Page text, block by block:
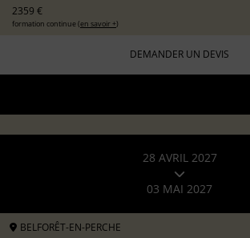
2359 €
formation continue (en savoir +)
DEMANDER UN DEVIS
28 AVRIL 2027
03 MAI 2027
BELFORÊT-EN-PERCHE